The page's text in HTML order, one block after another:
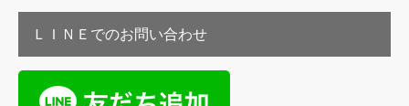
ＬＩＮＥでのお問い合わせ